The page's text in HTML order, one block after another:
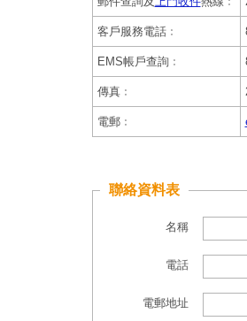
客戶服務電話﹕
EMS帳戶查詢﹕
傳真﹕
電郵﹕
聯絡資料表
名稱
電話
電郵地址